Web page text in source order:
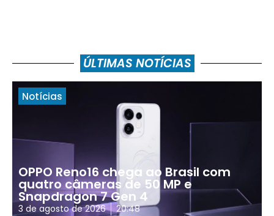
ÚLTIMAS NOTÍCIAS
Notícias
OPPO Reno16 chega ao Brasil com
quatro câmeras de 50 MP e
Snapdragon 7 Gen 4
3 de agosto de 2026 20:48